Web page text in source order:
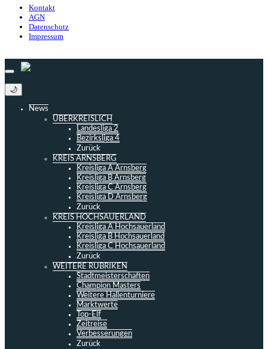
Kontakt
AGN
Datenschutz
Impressum
🌙
News
ÜBERKREISLICH
Landesliga 2
Bezirksliga 4
Zurück
KREIS ARNSBERG
Kreisliga A Arnsberg
Kreisliga B Arnsberg
Kreisliga C Arnsberg
Kreisliga D Arnsberg
Zurück
KREIS HOCHSAUERLAND
Kreisliga A Hochsauerland
Kreisliga B Hochsauerland
Kreisliga C Hochsauerland
Zurück
WEITERE RUBRIKEN
Stadtmeisterschaften
Champion Masters
Weitere Hallenturniere
Marktwerte
Top-Elf
Zeitreise
Verbesserungen
Zurück